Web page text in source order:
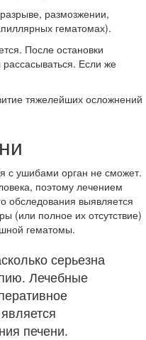
размозжении,
гематомах).
После остановки
Если же
тяжелейших осложнений
с ушибами орган не сможет.
поэтому лечением
обследования выявляется
(или полное их отсутствие)
гематомы.
серьезна
Лечебные
печени.